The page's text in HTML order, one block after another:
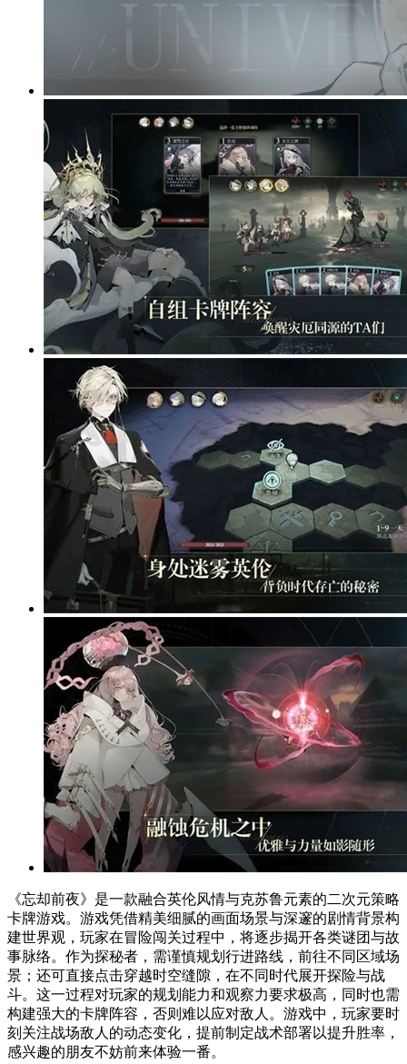
《忘却前夜》是一款融合英伦风情与克苏鲁元素的二次元策略
卡牌游戏。游戏凭借精美细腻的画面场景与深邃的剧情背景构
建世界观，玩家在冒险闯关过程中，将逐步揭开各类谜团与故
事脉络。作为探秘者，需谨慎规划行进路线，前往不同区域场
景；还可直接点击穿越时空缝隙，在不同时代展开探险与战
斗。这一过程对玩家的规划能力和观察力要求极高，同时也需
构建强大的卡牌阵容，否则难以应对敌人。游戏中，玩家要时
刻关注战场敌人的动态变化，提前制定战术部署以提升胜率，
感兴趣的朋友不妨前来体验一番。